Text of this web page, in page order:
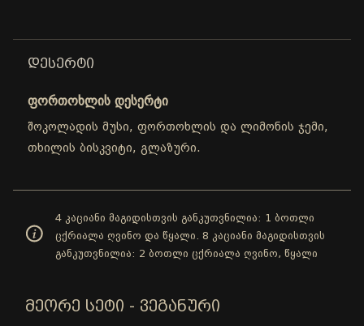
ᲓᲔᲡᲔᲠᲢᲘ
ფორთოხლის დესერტი
შოკოლადის მუსი, ფორთოხლის და ლიმონის ჯემი,
თხილის ბისკვიტი, გლაზური.
4 კაციანი მაგიდისთვის განკუთვნილია: 1 ბოთლი
ცქრიალა ღვინო და წყალი. 8 კაციანი მაგიდისთვის
განკუთვნილია: 2 ბოთლი ცქრიალა ღვინო, წყალი
ᲛᲔᲝᲠᲔ ᲡᲔᲢᲘ - ᲕᲔᲒᲐᲜᲣᲠᲘ